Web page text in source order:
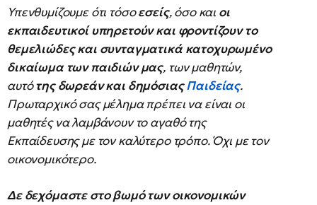
Υπενθυμίζουμε ότι τόσοεσείς, όσο και οι
εκπαιδευτικοί υπηρετούν και φροντίζουν το
θεμελιώδες και συνταγματικά κατοχυρωμένο
δικαίωμα των παιδιών μας, των μαθητών,
αυτότης δωρεάν και δημόσιαςΠαιδείας.
Πρωταρχικό σας μέλημα πρέπει να είναι οι
μαθητές να λαμβάνουν το αγαθό της
Εκπαίδευσης με τον καλύτερο τρόπο. Όχι με τον
οικονομικότερο.
Δε δεχόμαστε στο βωμό των οικονομικών